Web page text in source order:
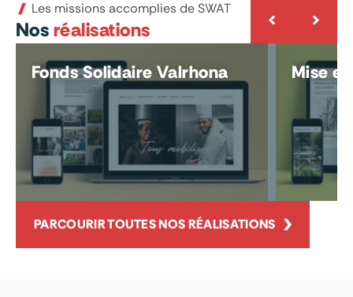
Les missions accomplies de SWAT
Nosréalisations
Fonds Solidaire Valrhona Mise
PARCOURIR TOUTES NOS RÉALISATIONS